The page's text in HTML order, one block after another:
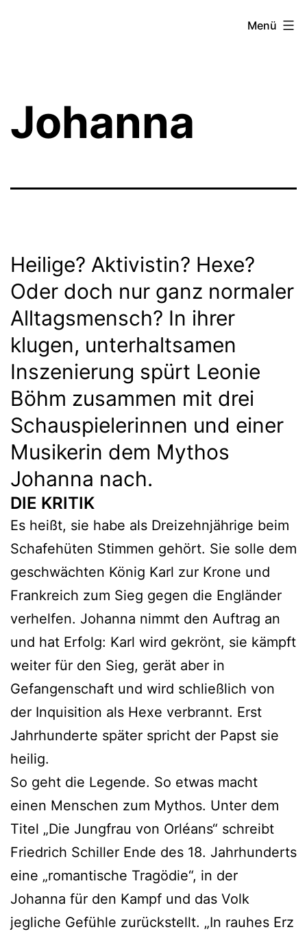
Menü
Johanna
Heilige? Aktivistin? Hexe?
Oder doch nur ganz normaler
Alltagsmensch? In ihrer
klugen, unterhaltsamen
Inszenierung spürt Leonie
Böhm zusammen mit drei
Schauspielerinnen und einer
Musikerin dem Mythos
Johanna nach.
DIE KRITIK
Es heißt, sie habe als Dreizehnjährige beim
Schafehüten Stimmen gehört. Sie solle dem
geschwächten König Karl zur Krone und
Frankreich zum Sieg gegen die Engländer
verhelfen. Johanna nimmt den Auftrag an
und hat Erfolg: Karl wird gekrönt, sie kämpft
weiter für den Sieg, gerät aber in
Gefangenschaft und wird schließlich von
der Inquisition als Hexe verbrannt. Erst
Jahrhunderte später spricht der Papst sie
heilig.
So geht die Legende. So etwas macht
einen Menschen zum Mythos. Unter dem
Titel „Die Jungfrau von Orléans“ schreibt
Friedrich Schiller Ende des 18. Jahrhunderts
eine „romantische Tragödie“, in der
Johanna für den Kampf und das Volk
jegliche Gefühle zurückstellt. „In rauhes Erz